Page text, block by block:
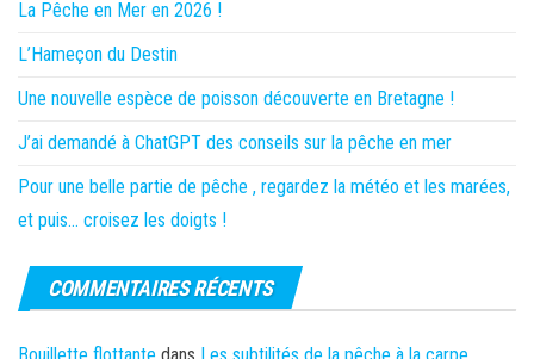
La Pêche en Mer en 2026 !
L’Hameçon du Destin
Une nouvelle espèce de poisson découverte en Bretagne !
J’ai demandé à ChatGPT des conseils sur la pêche en mer
Pour une belle partie de pêche , regardez la météo et les marées,
et puis… croisez les doigts !
COMMENTAIRES RÉCENTS